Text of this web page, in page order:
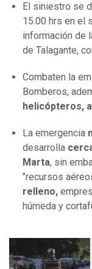
El siniestro se
15.00 hrs en el
información de
de Talagante,
Combaten la
Bomberos,
helicópteros,
La emergencia
desarrolla
Marta, sin
"recursos
relleno,
húmeda y